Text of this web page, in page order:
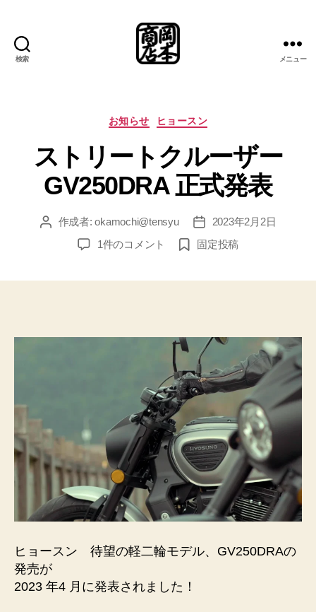
検索
店
合
案
内
所
メニュー
カ
ゴ
リ
ー
お知らせ ヒョースン
ストリートクルーザー
GV250DRA 正式発表
投 作成者:okamochi@tensyu
投
稿
2023年2月2日
ス
ル
GV250DRA
式
発
表
へ
の
1件のコメント 固定投稿
ヒョースン 待望の軽二輪モデル、GV250DRAの
発売が
2023 年4 月に発表されました！